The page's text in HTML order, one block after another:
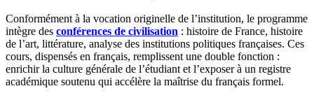
Conformément à la vocation originelle de l’institution, le programme
intègre des conférences de civilisation : histoire de France, histoire
de l’art, littérature, analyse des institutions politiques françaises. Ces
cours, dispensés en français, remplissent une double fonction :
enrichir la culture générale de l’étudiant et l’exposer à un registre
académique soutenu qui accélère la maîtrise du français formel.